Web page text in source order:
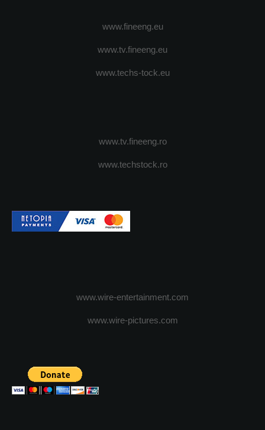
www.fineeng.eu
www.tv.fineeng.eu
www.techs-tock.eu
www.tv.fineeng.ro
www.techstock.ro
www.wire-entertainment.com
www.wire-pictures.com